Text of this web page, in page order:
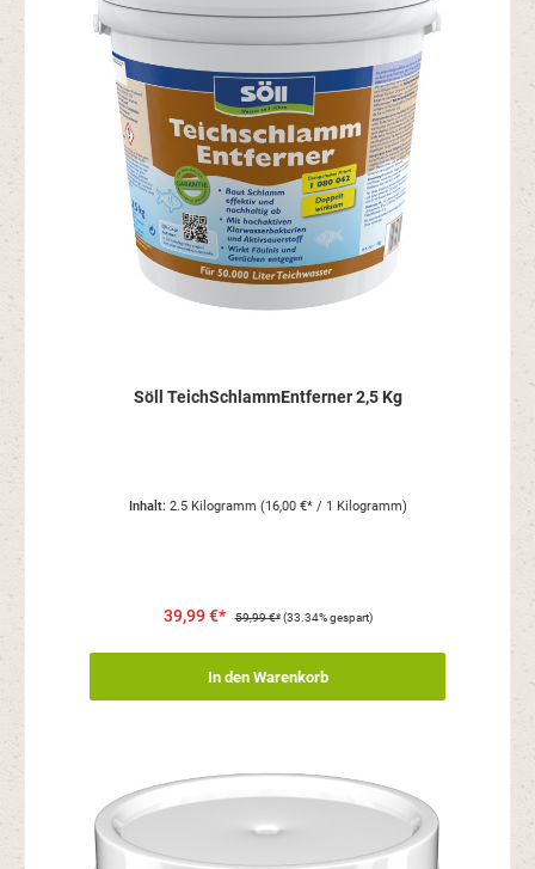
Söll TeichSchlammEntferner 2,5 Kg
Inhalt: 2.5 Kilogramm (16,00 €* / 1 Kilogramm)
39,99 €* 59,99 €* (33.34% gespart)
In den Warenkorb